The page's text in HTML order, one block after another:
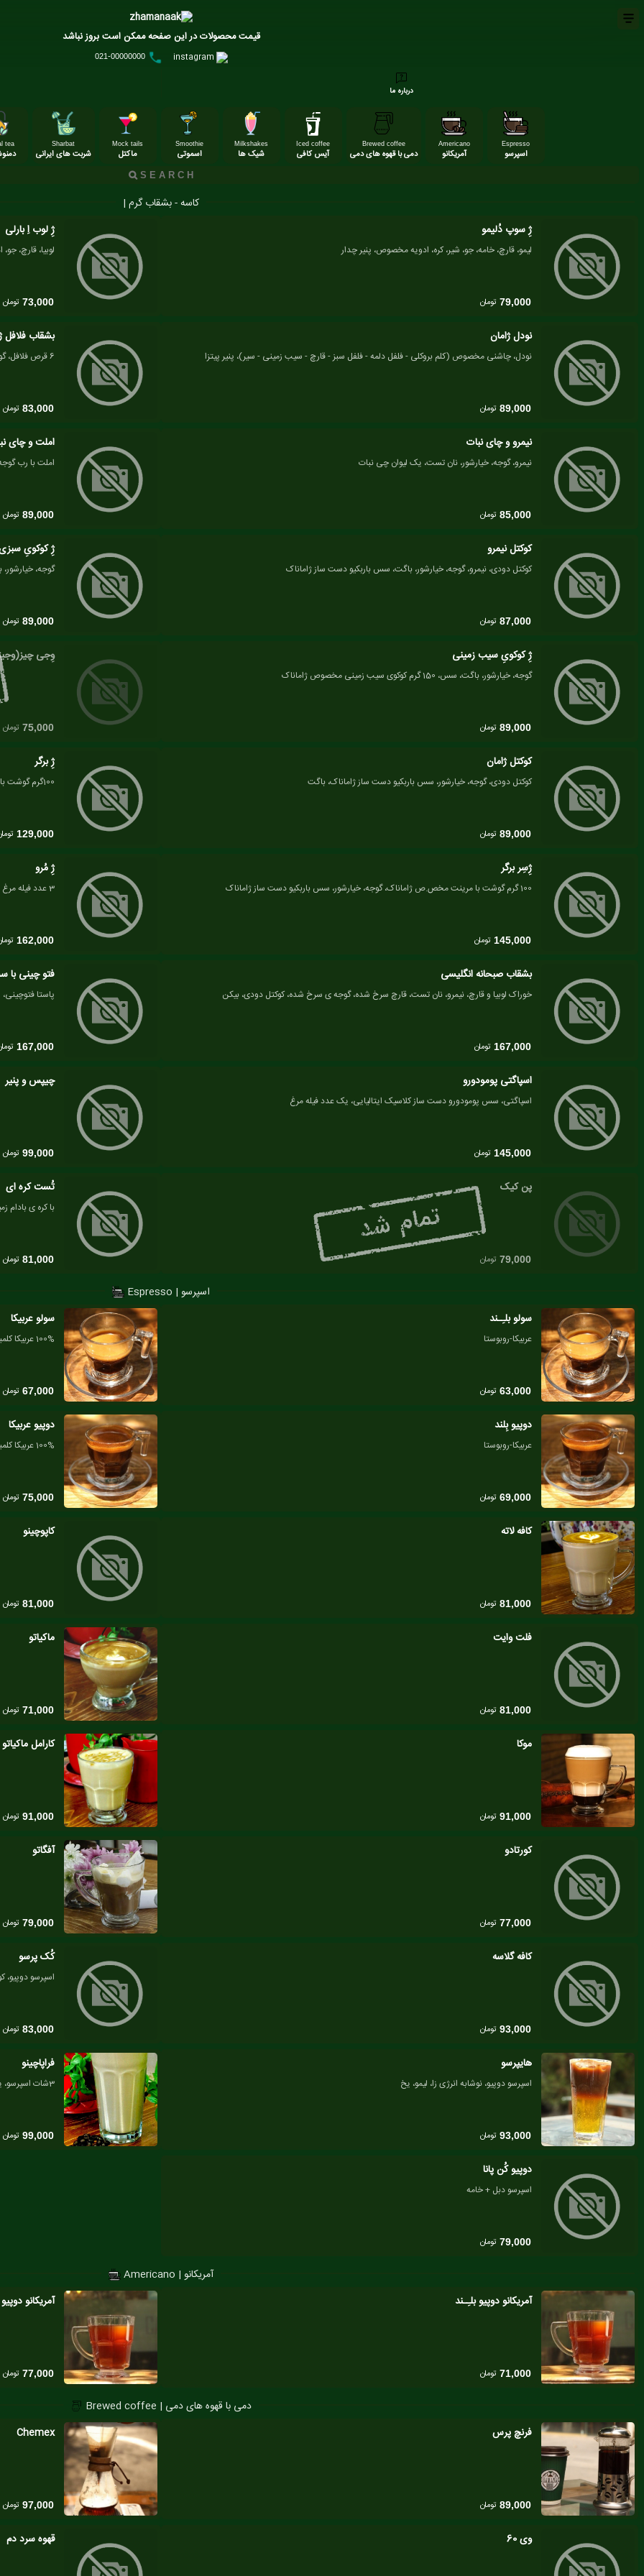
قیمت محصولات در این صفحه ممکن است بروز نباشد
021-00000000
درباره ما
Espresso
اسپرسو
Americano
آمریکانو
Brewed coffee
دمی با قهوه های دمی
Iced coffee
آیس کافی
Milkshakes
شیک ها
Smoothie
اسموتی
Mock tails
ماکتل
Sharbat
شربت های ایرانی
tea
کاسه - بشقاب گرم |
ژِ سوپ دُلیمو
لیمو، قارچ، خامه، جو، شیر، کره، ادویه مخصوص، پنیر چدار
79,000 تومان
ژِ لوب اِ بارلی
لوبیا، قارچ،
73,000 تومان
نودل ژامان
نودل، چاشنی مخصوص (کلم بروکلی - فلفل دلمه - فلفل سبز - قارچ - سیب زمینی - سیر)، پنیر پیتزا
89,000 تومان
بشقاب فلافل
6 قرص فلافل، گوجه، خیارشور، باگت، سس
83,000 تومان
نیمرو و چای نبات
نیمرو، گوجه، خیارشور، نان تست، یک لیوان چی نبات
85,000 تومان
املت و چای
املت با رب
89,000 تومان
کوکتل نیمرو
کوکتل دودی، نیمرو، گوجه، خیارشور، باگت، سس باربکیو دست ساز ژاماناک
87,000 تومان
ژِ کوکویِ
گوجه، خیارشور، باگت، سس، 150
89,000 تومان
ژِ کوکویِ سیب زمینی
گوجه، خیارشور، باگت، سس، 150 گرم کوکوی سیب زمینی مخصوص ژاماناک
89,000 تومان
وِجی
75,000 تومان
کوکتل ژامان
کوکتل دودی، گوجه، خیارشور، سس باربکیو دست ساز ژاماناک، باگت
89,000 تومان
ژِ برگر
100گرم گوشت با مرینت مخصوص ژاماناک، گوجه، خیارشور، سس باربکیو دست ساز ژاماناک
129,000
ژِسِر برگر
100 گرم گوشت با مرینت مخص.ص ژاماناک، گوجه، خیارشور، سس باربکیو دست ساز ژاماناک
145,000 تومان
ژِ مُرو
3 عدد فیله مرغ مرینت شده با چاشنی مخصوص، گوجه، خیارشور، باگت، سس باربکیو دست ساز ژاماناک
162,000
بشقاب صبحانه انگلیسی
خوراک لوبیا و قارچ، نیمرو، نان تست، قارچ سرخ شده، گوجه ی سرخ شده، کوکتل دودی، بیکن
167,000 تومان
فتو چینی
پاستا
167,000
اسپاگتی پومودورو
اسپاگتی، سس پومودورو دست ساز کلاسیک ایتالیایی، یک عدد فیله مرغ
145,000 تومان
چیپس و پنیر
99,000 تومان
پن کیک
79,000 تومان
تُست کره ای
با کره ی بادام
81,000 تومان
اسپرسو | Espresso
سولو بلـِـند
عربیکا-روبوستا
63,000 تومان
سولو عربیکا
100% عربیکا کلمبیا
67,000 تومان
دوپیو بِلند
عربیکا-روبوستا
69,000 تومان
دوپیو عربیکا
100% عربیکا کلمبیا
75,000 تومان
کافه لاته
81,000 تومان
کاپوچینو
81,000 تومان
فلت وایت
81,000 تومان
ماکیاتو
71,000 تومان
موکا
91,000 تومان
کارامل ماکیاتو
91,000 تومان
کورتادو
77,000 تومان
آفگاتو
79,000 تومان
کافه گلاسه
93,000 تومان
کُک پرسو
اسپرسو دوپیو،
83,000 تومان
هایپرسو
اسپرسو دوپیو، نوشابه انرژی زا، لیمو، یخ
93,000 تومان
فراپاچینو
3شات اسپرسو، یخ، وانیل، کارامل، بستنی، شکلات
99,000 تومان
دوپیو کُن پانا
اسپرسو دبل + خامه
79,000 تومان
آمریکانو | Americano
آمریکانو دوپیو بلـِـند
71,000 تومان
آمریکانو
77,000 تومان
دمی با قهوه های دمی | Brewed coffee
فرنچ پرس
89,000 تومان
Chemex
97,000 تومان
وی 60 قهوه سرد دم